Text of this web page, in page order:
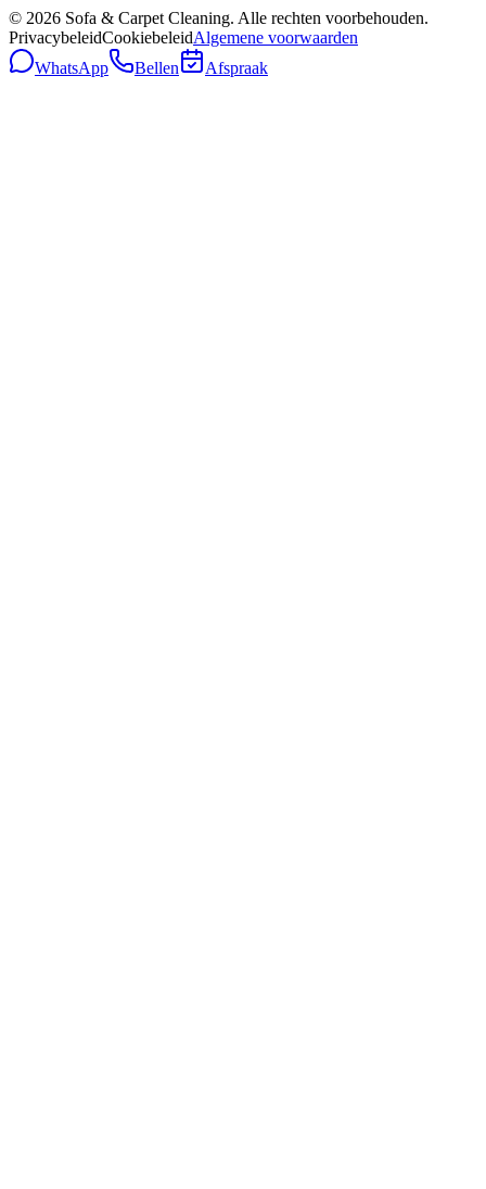
© 2026 Sofa & Carpet Cleaning. Alle rechten voorbehouden.
PrivacybeleidCookiebeleidAlgemene voorwaarden
WhatsApp
Bellen Afspraak